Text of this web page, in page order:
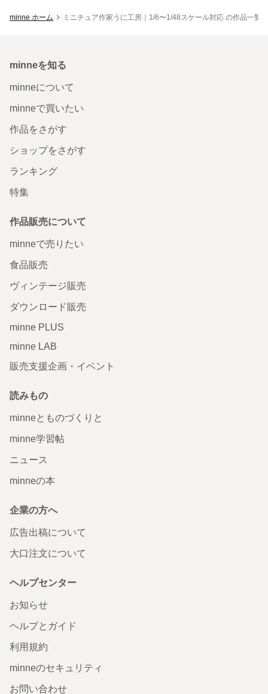
minne ホーム ミニチュア作家うに工房｜1/6〜1/48スケール対応 の作品一覧
minneを知る
minneについて
minneで買いたい
作品をさがす
ショップをさがす
ランキング
特集
作品販売について
minneで売りたい
食品販売
ヴィンテージ販売
ダウンロード販売
minne PLUS
minne LAB
販売支援企画・イベント
読みもの
minneとものづくりと
minne学習帖
ニュース
minneの本
企業の方へ
広告出稿について
大口注文について
ヘルプセンター
お知らせ
ヘルプとガイド
利用規約
minneのセキュリティ
お問い合わせ